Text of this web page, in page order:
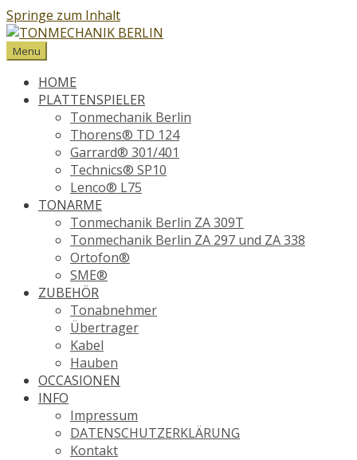
Springe zum Inhalt
Menu
HOME
PLATTENSPIELER
Tonmechanik Berlin
Thorens® TD 124
Garrard® 301/401
Technics® SP10
Lenco® L75
TONARME
Tonmechanik Berlin ZA 309T
Tonmechanik Berlin ZA 297 und ZA 338
Ortofon®
SME®
ZUBEHÖR
Tonabnehmer
Übertrager
Kabel
Hauben
OCCASIONEN
INFO
Impressum
DATENSCHUTZERKLÄRUNG
Kontakt